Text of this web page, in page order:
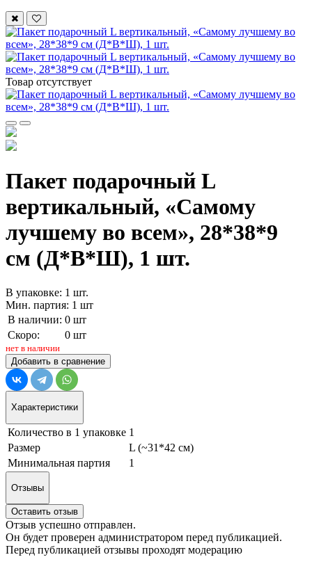
Товар отсутствует
Пакет подарочный L
вертикальный, «Самому
лучшему во всем», 28*38*9
см (Д*В*Ш), 1 шт.
В упаковке: 1 шт.
Мин. партия: 1 шт
В наличии: 0 шт
Скоро:
0 шт
нет в наличии
Добавить в сравнение
Характеристики
Количество в 1 упаковке 1
Размер
L (~31*42 см)
Минимальная партия
1
Отзывы
Оставить отзыв
Отзыв успешно отправлен.
Он будет проверен администратором перед публикацией.
Перед публикацией отзывы проходят модерацию